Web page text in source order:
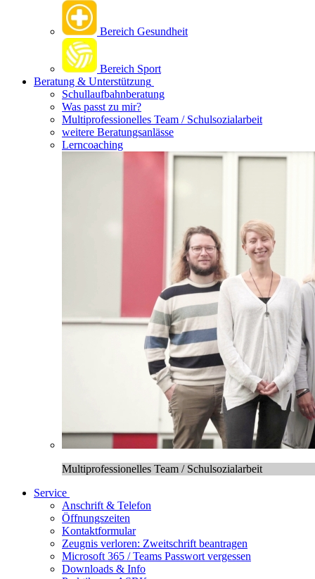
Bereich Gesundheit
Bereich Sport
Beratung & Unterstützung
Schullaufbahnberatung
Was passt zu mir?
Multipro­fessionelles Team / Schulsozialarbeit
weitere Beratungsanlässe
Lerncoaching
Multiprofessionelles Team / Schulsozialarbeit
Service
Anschrift & Telefon
Öffnungszeiten
Kontaktformular
Zeugnis verloren: Zweitschrift beantragen
Microsoft 365 / Teams Passwort vergessen
Downloads & Info